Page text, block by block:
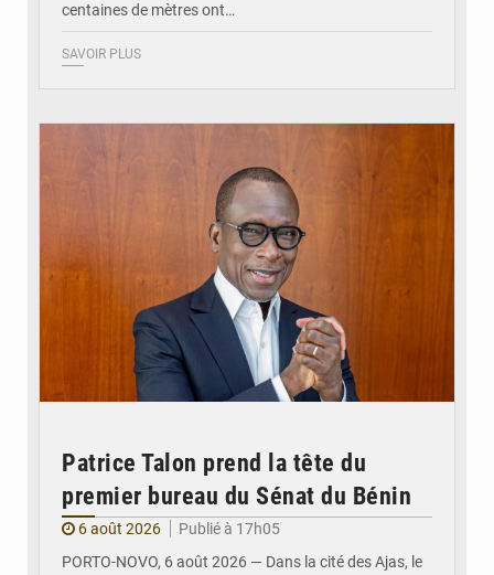
centaines de mètres ont…
SAVOIR PLUS
Patrice Talon prend la tête du
premier bureau du Sénat du Bénin
6 août 2026
Publié à 17h05
PORTO-NOVO, 6 août 2026 — Dans la cité des Ajas, le